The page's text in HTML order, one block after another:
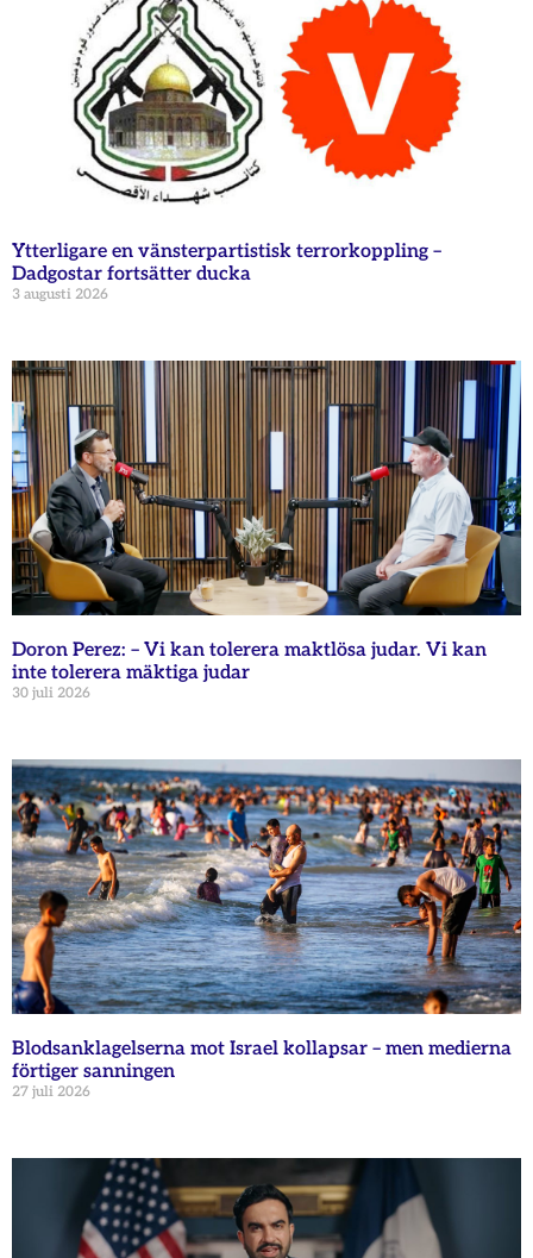
Ytterligare en vänsterpartistisk terrorkoppling –
Dadgostar fortsätter ducka
3 augusti 2026
Doron Perez: – Vi kan tolerera maktlösa judar. Vi kan
inte tolerera mäktiga judar
30 juli 2026
Blodsanklagelserna mot Israel kollapsar – men medierna
förtiger sanningen
27 juli 2026